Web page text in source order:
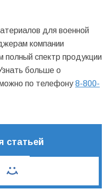
для военной
компании
спектр продукции
больше о
по телефону8-800-
статьей